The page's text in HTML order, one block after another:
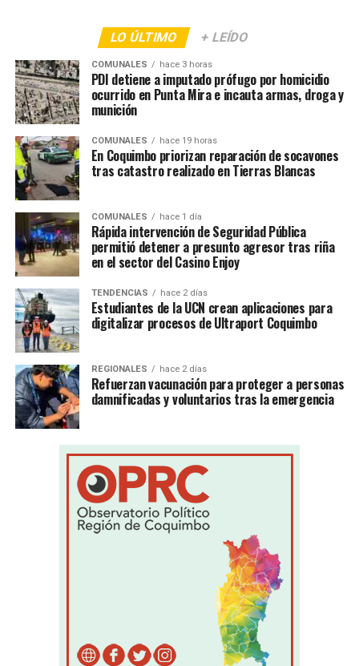
LO ÚLTIMO + LEÍDO
COMUNALES hace 3 horas
PDI detiene a imputado prófugo por homicidio
ocurrido en Punta Mira e incauta armas, droga y
munición
COMUNALES hace 19 horas
En Coquimbo priorizan reparación de socavones
tras catastro realizado en Tierras Blancas
COMUNALES hace 1 día
Rápida intervención de Seguridad Pública
permitió detener a presunto agresor tras riña
en el sector del Casino Enjoy
TENDENCIAS hace 2 días
Estudiantes de la UCN crean aplicaciones para
digitalizar procesos de Ultraport Coquimbo
REGIONALES hace 2 días
Refuerzan vacunación para proteger a personas
damnificadas y voluntarios tras la emergencia